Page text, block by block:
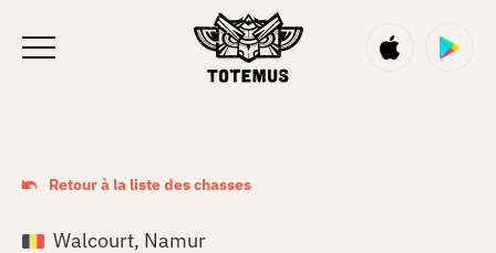
Retour à la liste des chasses
Walcourt, Namur